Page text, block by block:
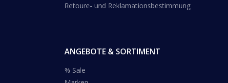
Retoure- und Reklamationsbestimmung
ANGEBOTE & SORTIMENT
% Sale